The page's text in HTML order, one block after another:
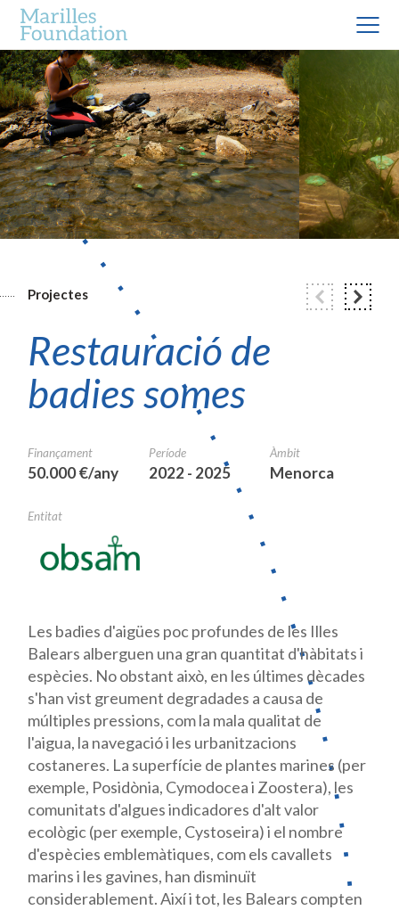
Projectes
Restauració de
badies somes
Finançament
50.000 €/any
Període
2022 - 2025
Àmbit
Menorca
Entitat
Les badies d'aigües poc profundes de les Illes
Balears alberguen una gran quantitat d'hàbitats i
espècies. No obstant això, en les últimes dècades
s'han vist greument degradades a causa de
múltiples pressions, com la mala qualitat de
l'aigua, la navegació i les urbanitzacions
costaneres. La superfície de plantes marines (per
exemple, Posidònia, Cymodoceai Zoostera), les
comunitats d'algues indicadores d'alt valor
ecològic (per exemple, Cystoseira)i el nombre
d'espècies emblemàtiques, com els cavallets
marins i les gavines, han disminuït
considerablement. Així i tot, les Balears compten